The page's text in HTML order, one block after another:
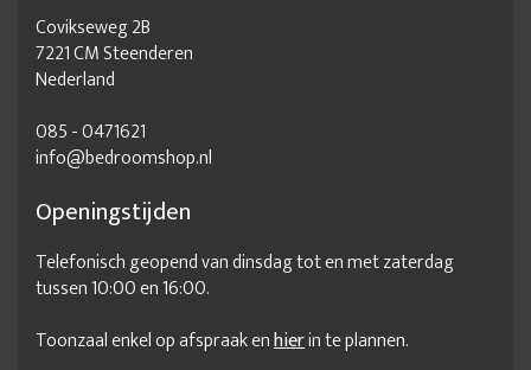
Covikseweg 2B
7221 CM Steenderen
Nederland
085 - 0471621
info@bedroomshop.nl
Openingstijden
Telefonisch geopend van dinsdag tot en met zaterdag
tussen 10:00 en 16:00.
Toonzaal enkel op afspraak enhierin te plannen.